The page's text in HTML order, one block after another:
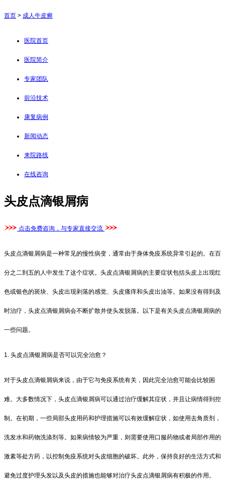
首页 > 成人牛皮癣
医院首页
医院简介
专家团队
前沿技术
康复病例
新闻动态
来院路线
在线咨询
头皮点滴银屑病
点击免费咨询，与专家直接交流
头皮点滴银屑病是一种常见的慢性病变，通常由于身体免疫系统异常引起的。在百
分之二到五的人中发生了这个症状。头皮点滴银屑病的主要症状包括头皮上出现红
色或银色的斑块、头皮出现剥落的感觉、头皮瘙痒和头皮出油等。如果没有得到及
时治疗，头皮点滴银屑病会不断扩散并使头发脱落。以下是有关头皮点滴银屑病的
一些问题。
1. 头皮点滴银屑病是否可以完全治愈？
对于头皮点滴银屑病来说，由于它与免疫系统有关，因此完全治愈可能会比较困
难。大多数情况下，头皮点滴银屑病可以通过治疗缓解其症状，并且让病情得到控
制。在初期，一些局部头皮用药和护理措施可以有效缓解症状，如使用去角质剂，
洗发水和药物洗涤剂等。如果病情较为严重，则需要使用口服药物或者局部作用的
激素等处方药，以控制免疫系统对头皮细胞的破坏。此外，保持良好的生活方式和
避免过度护理头发以及头皮的措施也能够对治疗头皮点滴银屑病有积极的作用。